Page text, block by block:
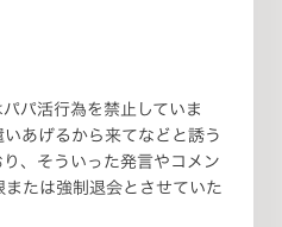
パ活行為を禁止していま
あげるから来てなどと誘う
、そういった発言やコメン
たは強制退会とさせていた